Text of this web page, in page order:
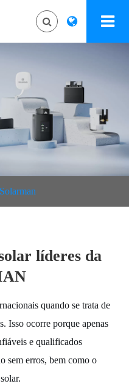
líderes da
quando se trata de
Isso ocorre porque apenas
e qualificados
sem erros, bem como o